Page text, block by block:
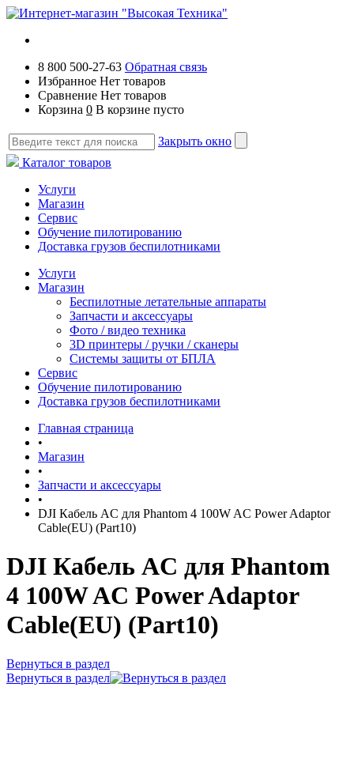
8 800 500-27-63 Обратная связь
Избранное Нет товаров
Сравнение Нет товаров
Корзина 0 В корзине пусто
Закрыть окно
Каталог товаров
Услуги
Магазин
Сервис
Обучение пилотированию
Доставка грузов беспилотниками
Услуги
Магазин
Беспилотные летательные аппараты
Запчасти и аксессуары
Фото / видео техника
3D принтеры / ручки / сканеры
Системы защиты от БПЛА
Сервис
Обучение пилотированию
Доставка грузов беспилотниками
Главная страница
•
Магазин
•
Запчасти и аксессуары
•
DJI Кабель AC для Phantom 4 100W AC Power Adaptor
Cable(EU) (Part10)
DJI Кабель AC для Phantom
4 100W AC Power Adaptor
Cable(EU) (Part10)
Вернуться в раздел
Вернуться в раздел